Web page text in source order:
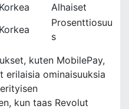
Korkea
Alhaiset
Korkea
Prosenttiosuu
s
kuten MobilePay,
erilaisia ominaisuuksia
kun taas Revolut